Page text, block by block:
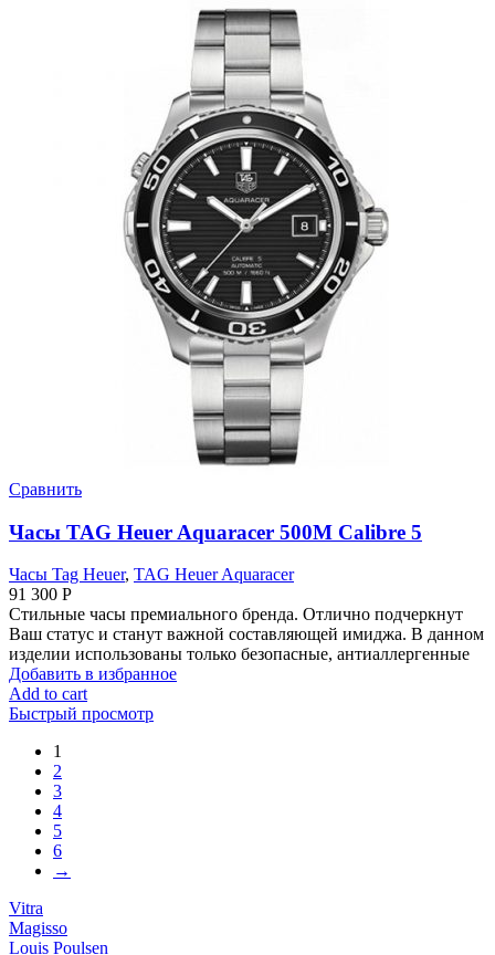
Сравнить
Часы TAG Heuer Aquaracer 500M Calibre 5
Часы Tag Heuer, TAG Heuer Aquaracer
91 300 Р
Стильные часы премиального бренда. Отлично подчеркнут
Ваш статус и станут важной составляющей имиджа. В данном
изделии использованы только безопасные, антиаллергенные
Добавить в избранное
Add to cart
Быстрый просмотр
1
2
3
4
5
6
→
Vitra
Magisso
Louis Poulsen